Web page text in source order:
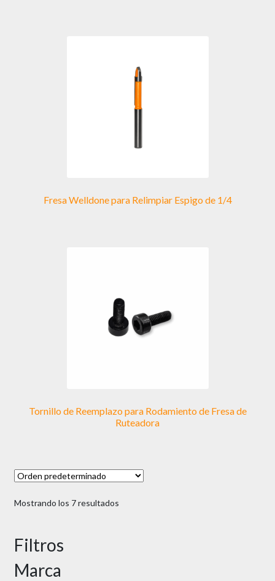
Fresa Welldone para Relimpiar Espigo de 1/4
Tornillo de Reemplazo para Rodamiento de Fresa de
Ruteadora
Mostrando los 7 resultados
Filtros
Marca